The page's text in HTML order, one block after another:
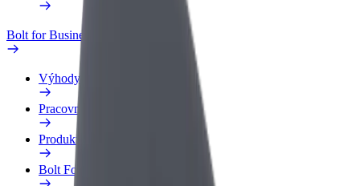
Bolt for Business
Výhody
Pracovní profil
Produkty
Bolt Food pro Business